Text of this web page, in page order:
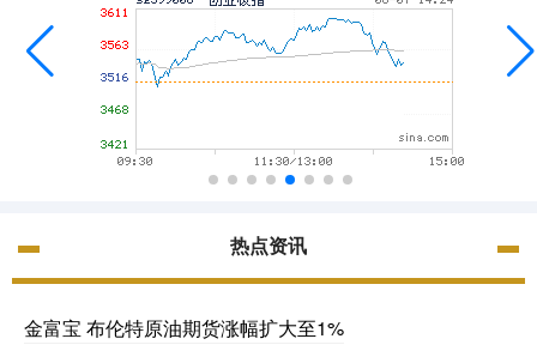
热点资讯
金富宝 布伦特原油期货涨幅扩大至1%